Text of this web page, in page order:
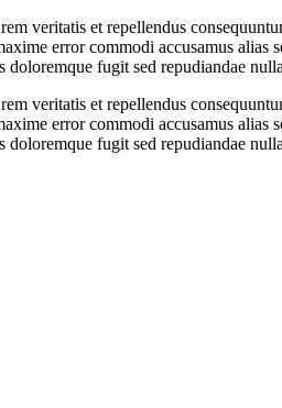
veritatis et repellendus
error commodi accusamus
fugit sed repudiandae
veritatis et repellendus
error commodi accusamus
fugit sed repudiandae